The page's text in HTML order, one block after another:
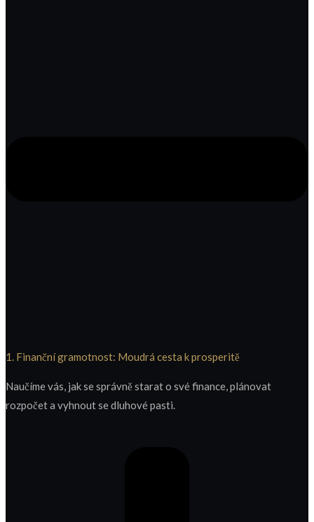
1. Finanční gramotnost: Moudrá cesta k prosperitě
Naučíme vás, jak se správně starat o své finance, plánovat
rozpočet a vyhnout se dluhové pasti.